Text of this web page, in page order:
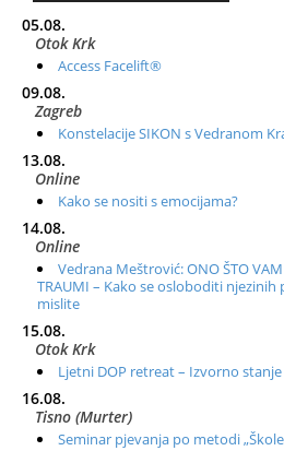
05.08.
Otok Krk
Access Facelift®
09.08.
Zagreb
Konstelacije SIKON s Vedranom
13.08.
Online
Kako se nositi s emocijama?
14.08.
Online
Vedrana Meštrović: ONO ŠTO VAM
TRAUMI – Kako se osloboditi njezinih
mislite
15.08.
Otok Krk
Ljetni DOP retreat – Izvorno
16.08.
Tisno (Murter)
Seminar pjevanja po metodi